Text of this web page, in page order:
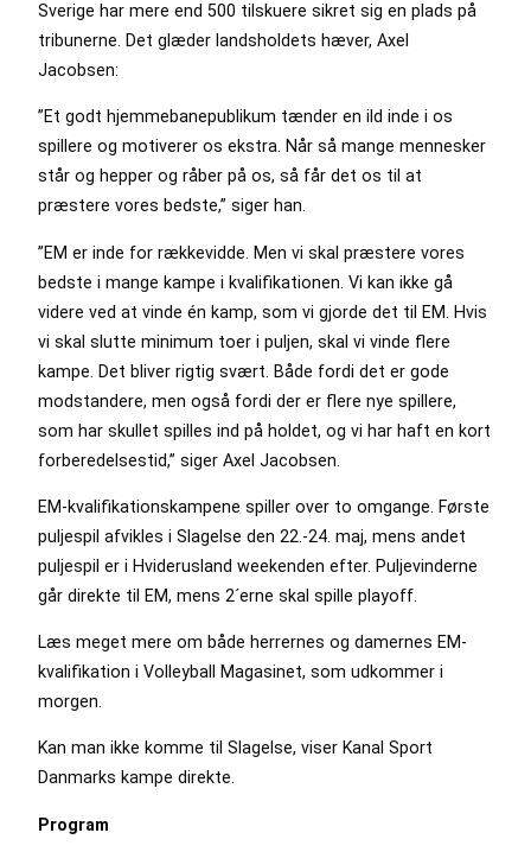
Sverige har mere end 500 tilskuere sikret sig en plads på
tribunerne. Det glæder landsholdets hæver, Axel
Jacobsen:
”Et godt hjemmebanepublikum tænder en ild inde i os
spillere og motiverer os ekstra. Når så mange mennesker
står og hepper og råber på os, så får det os til at
præstere vores bedste,” siger han.
”EM er inde for rækkevidde. Men vi skal præstere vores
bedste i mange kampe i kvalifikationen. Vi kan ikke gå
videre ved at vinde én kamp, som vi gjorde det til EM. Hvis
vi skal slutte minimum toer i puljen, skal vi vinde flere
kampe. Det bliver rigtig svært. Både fordi det er gode
modstandere, men også fordi der er flere nye spillere,
som har skullet spilles ind på holdet, og vi har haft en kort
forberedelsestid,” siger Axel Jacobsen.
EM-kvalifikationskampene spiller over to omgange. Første
puljespil afvikles i Slagelse den 22.-24. maj, mens andet
puljespil er i Hviderusland weekenden efter. Puljevinderne
går direkte til EM, mens 2´erne skal spille playoff.
Læs meget mere om både herrernes og damernes EM-
kvalifikation i Volleyball Magasinet, som udkommer i
morgen.
Kan man ikke komme til Slagelse, viser Kanal Sport
Danmarks kampe direkte.
Program